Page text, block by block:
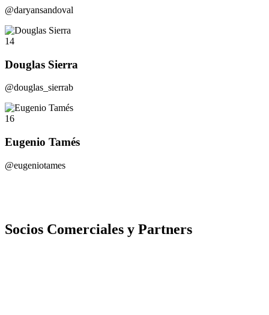
@daryansandoval
14
Douglas Sierra
@douglas_sierrab
16
Eugenio Tamés
@eugeniotames
Socios Comerciales y Partners